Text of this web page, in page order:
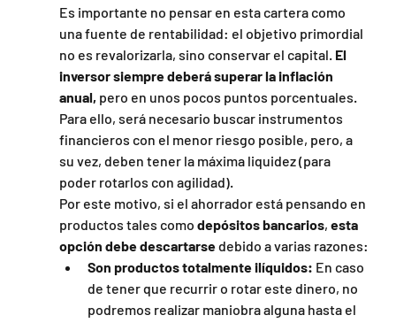
Es importante no pensar en esta cartera como
una fuente de rentabilidad: el objetivo primordial
no es revalorizarla, sino conservar el capital. El
inversor siempre deberá superar la inflación
anual, pero en unos pocos puntos porcentuales.
Para ello, será necesario buscar instrumentos
financieros con el menor riesgo posible, pero, a
su vez, deben tener la máxima liquidez (para
poder rotarlos con agilidad).
Por este motivo, si el ahorrador está pensando en
productos tales como depósitos bancarios, esta
opción debe descartarse debido a varias razones:
Son productos totalmente ilíquidos: En caso
de tener que recurrir o rotar este dinero, no
podremos realizar maniobra alguna hasta el